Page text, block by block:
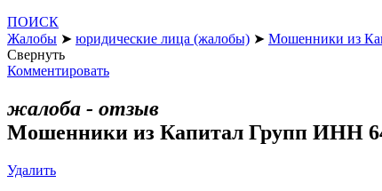
ПОИСК
Жалобы ➤ юридические лица (жалобы) ➤ Мошенники из
Свернуть
Комментировать
жалоба - отзыв
Мошенники из Капитал Групп ИНН
Удалить